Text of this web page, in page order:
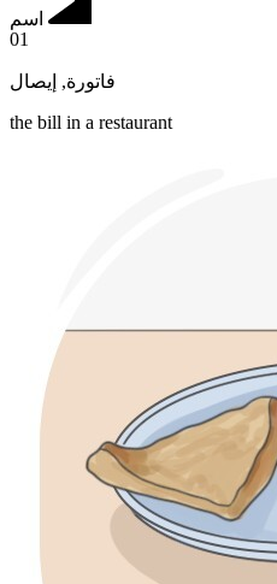
اسم
01
فاتورة, إيصال
the bill in a restaurant